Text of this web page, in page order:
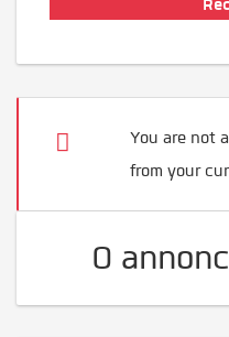
You are not
from your
0